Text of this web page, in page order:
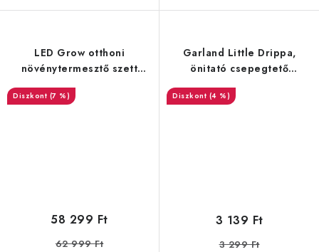
LED Grow otthoni
növénytermesztő szett
világítással
(7 %)
58 299 Ft
62 999 Ft
Garland Little Drippa,
önitató csepegtető
öntözőberendezés
(4 %)
3 139 Ft
3 299 Ft